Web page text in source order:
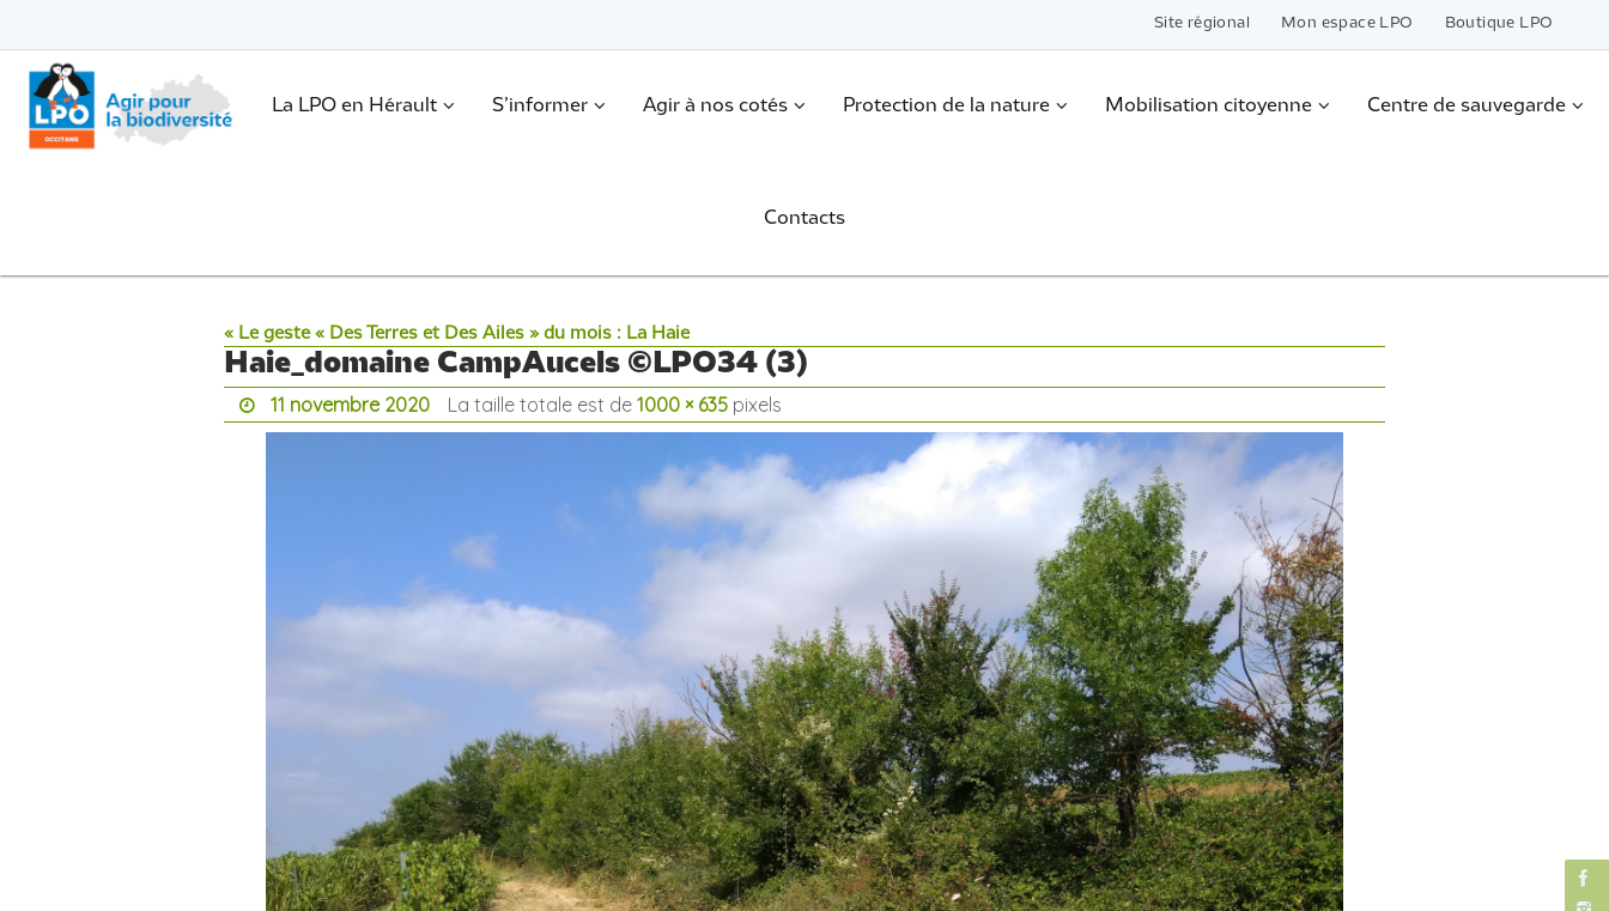
le
contenu
Site régional Mon espace LPO Boutique LPO
Passer
contenu
. La LPO en Hérault S’informer Agir à nos cotés Protection de la nature Mobilisation citoyenne Centre de sauvegarde
Contacts
« Le geste « Des Terres et Des Ailes » du mois : La Haie
Haie_domaine CampAucels ©LPO34 (3)
11 novembre 2020 La taille totale est de 1000 × 635pixels